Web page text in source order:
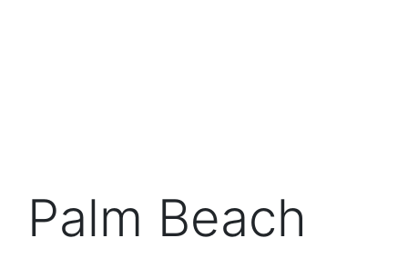
Palm Beach